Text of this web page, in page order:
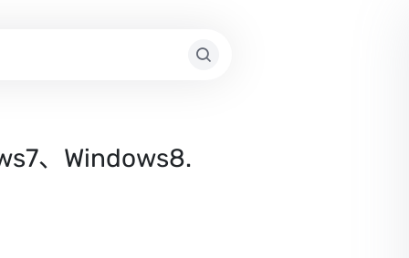
、Windows8.